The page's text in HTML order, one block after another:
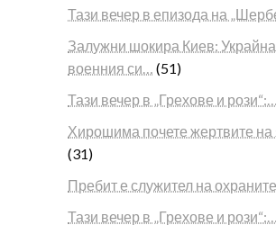
Тази вечер в епизода на
Залужни шокира Киев:
военния си…
(51)
Тази вечер в „Грехове и рози“:…
Хирошима почете жертвите на
(31)
Пребит е служител на
Тази вечер в „Грехове и рози“:…